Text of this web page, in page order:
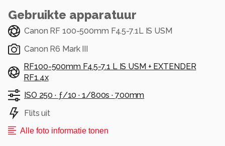
Gebruikte apparatuur
Canon RF 100-500mm F4.5-7.1L IS USM
Canon R6 Mark III
RF100-500mm F4.5-7.1 L IS USM + EXTENDER
RF1.4x
ISO 250 · ƒ/10 · 1/800s · 700mm
Flits uit
Alle foto informatie tonen